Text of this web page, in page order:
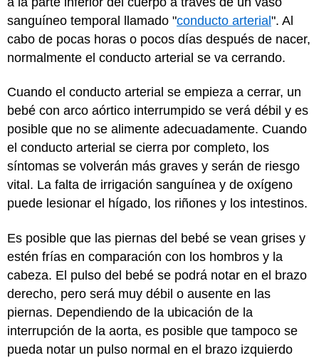
sanguíneo temporal llamado "conducto arterial". Al
cabo de pocas horas o pocos días después de nacer,
normalmente el conducto arterial se va cerrando.
Cuando el conducto arterial se empieza a cerrar, un
bebé con arco aórtico interrumpido se verá débil y es
posible que no se alimente adecuadamente. Cuando
el conducto arterial se cierra por completo, los
síntomas se volverán más graves y serán de riesgo
vital. La falta de irrigación sanguínea y de oxígeno
puede lesionar el hígado, los riñones y los intestinos.
Es posible que las piernas del bebé se vean grises y
estén frías en comparación con los hombros y la
cabeza. El pulso del bebé se podrá notar en el brazo
derecho, pero será muy débil o ausente en las
piernas. Dependiendo de la ubicación de la
interrupción de la aorta, es posible que tampoco se
pueda notar un pulso normal en el brazo izquierdo